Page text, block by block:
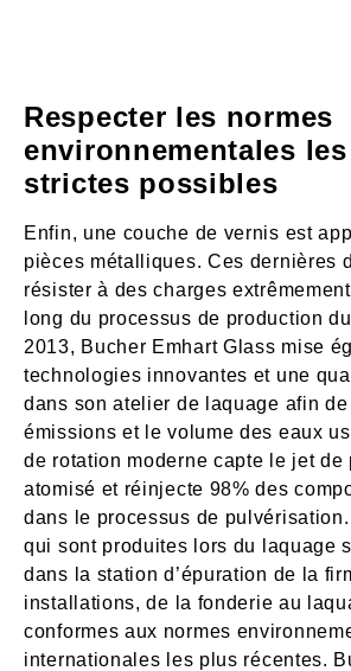
Respecter les normes
environnementales
strictes possibles
Enfin, une couche de vernis est
pièces métalliques. Ces dernières
résister à des charges
long du processus de production
2013, Bucher Emhart Glass mise
technologies innovantes et une
dans son atelier de laquage afin
émissions et le volume des eaux
de rotation moderne capte le jet de
atomisé et réinjecte 98% des
dans le processus de
qui sont produites lors du laquage
dans la station d’épuration de la
installations, de la fonderie au
conformes aux normes
internationales les plus récentes.